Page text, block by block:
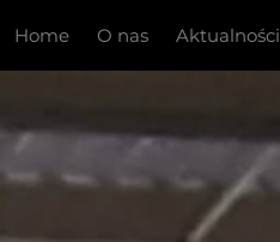
Home O nas Aktualności